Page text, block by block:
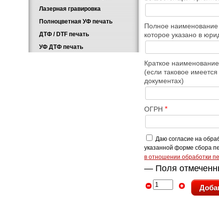
Полное
которое указано в
Краткое наименование
(если таковое
документах)
ОГРН *
Даю согласие на
указанной форме сбора
в отношении обработки
— Поля
Лазерная гравировка
Полноцветная УФ печать
ДТФ / DTF печать
УФ ДТФ печать